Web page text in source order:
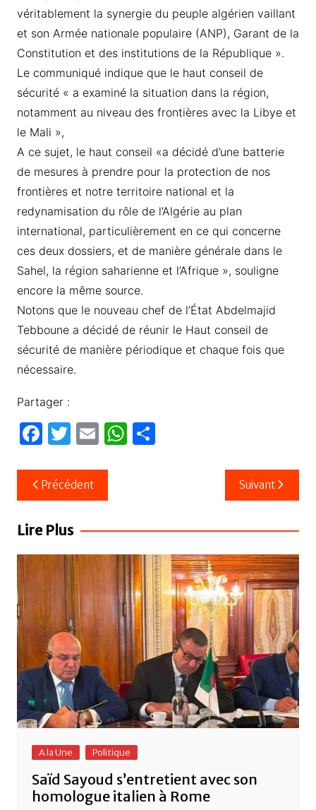
véritablement la synergie du peuple algérien vaillant
et son Armée nationale populaire (ANP), Garant de la
Constitution et des institutions de la République ».
Le communiqué indique que le haut conseil de
sécurité « a examiné la situation dans la région,
notamment au niveau des frontières avec la Libye et
le Mali »,
A ce sujet, le haut conseil «a décidé d’une batterie
de mesures à prendre pour la protection de nos
frontières et notre territoire national et la
redynamisation du rôle de l’Algérie au plan
international, particulièrement en ce qui concerne
ces deux dossiers, et de manière générale dans le
Sahel, la région saharienne et l’Afrique », souligne
encore la même source.
Notons que le nouveau chef de l’État Abdelmajid
Tebboune a décidé de réunir le Haut conseil de
sécurité de manière périodique et chaque fois que
nécessaire.
Partager :
F
c
e
b
o
T
itt
er
E
ail
W
A
p
P
er
Navigation
de
l’article
Précédent Suivant
Lire Plus
A la Une Politique
Saïd Sayoud s’entretient avec son
homologue italien à Rome